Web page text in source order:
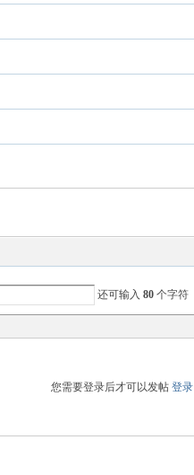
还可输入 80 个字符
您需要登录后才可以发帖 登录